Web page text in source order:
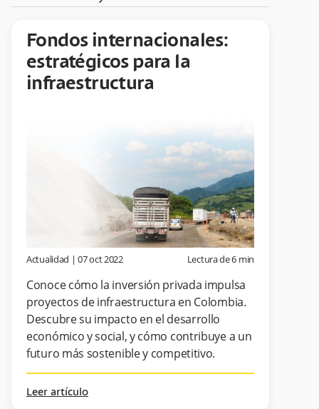
Fondos internacionales:
estratégicos para la
infraestructura
Actualidad |07 oct 2022 Lectura de6 min
Conoce cómo la inversión privada impulsa
proyectos de infraestructura en Colombia.
Descubre su impacto en el desarrollo
económico y social, y cómo contribuye a un
futuro más sostenible y competitivo.
Leer artículo